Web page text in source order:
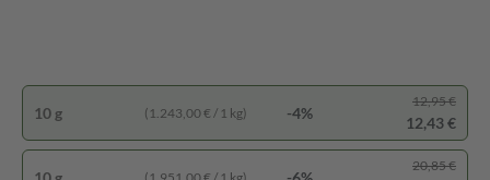
(1.951,00 € / 1 kg)
20,85 €
10 g (1.243,00 € / 1 kg) -4%
12,95 €
12,43 €